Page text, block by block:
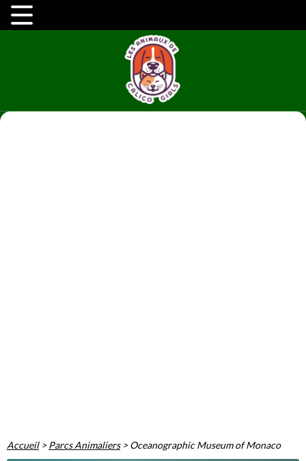
Accueil>Parcs Animaliers>Oceanographic Museum of Monaco